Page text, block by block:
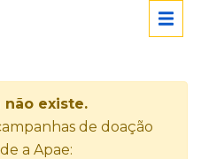
não existe.
de doação
a Apae: